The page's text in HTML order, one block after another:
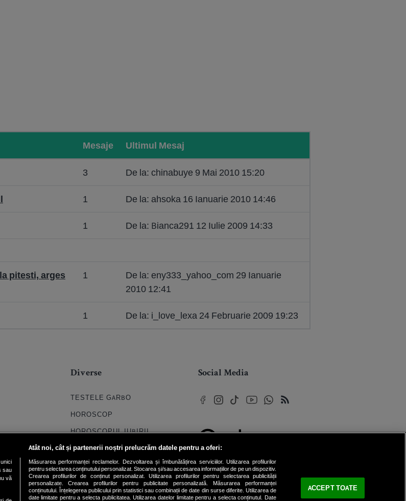
Mesaje Ultimul Mesaj
3 De la: chinabuye 9 Mai 2010 15:20
1 De la: ahsoka 16 Ianuarie 2010 14:46
1 De la: Bianca291 12 Iulie 2009 14:33
pitesti, arges
1
De la: eny333_yahoo_com 29 Ianuarie
2010 12:41
1 De la: i_love_lexa 24 Februarie 2009 19:23
Diverse
TESTELE GARBO
HOROSCOP
HOROSCOPUL IUBIRII
FORUMURI
TRATAMENTE NATURISTE
DICTIONARE NUME
Social Media
Toate drepturile rezervate
sau
vă
Atât noi, cât și partenerii noștri prelucrăm datele pentru a oferi:
Măsurarea performanței reclamelor. Dezvoltarea și îmbunătățirea serviciilor. Utilizarea profilurilor
pentru selectarea conținutului personalizat. Stocarea și/sau accesarea informațiilor de pe un dispozitiv.
Crearea profilurilor de conținut personalizat. Utilizarea profilurilor pentru selectarea publicității
personalizate. Crearea profilurilor pentru publicitate personalizată. Măsurarea performanței
conținutului. Înțelegerea publicului prin statistici sau combinații de date din surse diferite. Utilizarea de
date limitate pentru a selecta publicitatea. Utilizarea datelor limitate pentru a selecta conținutul. Date
ACCEPT TOATE